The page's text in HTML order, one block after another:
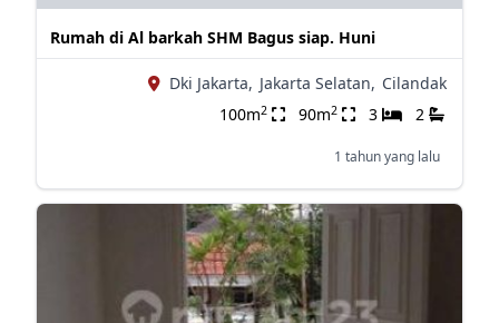
Rumah di Al barkah SHM Bagus siap. Huni
Dki Jakarta, Jakarta Selatan, Cilandak
100m2 90m2 3 2
1 tahun yang lalu